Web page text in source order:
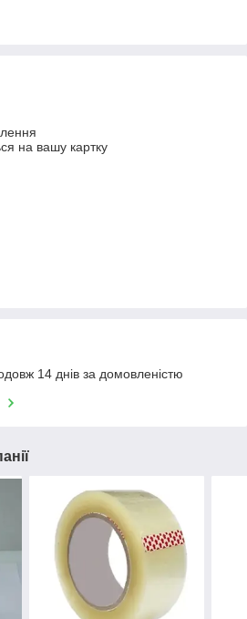
на вашу картку
14 днів за домовленістю